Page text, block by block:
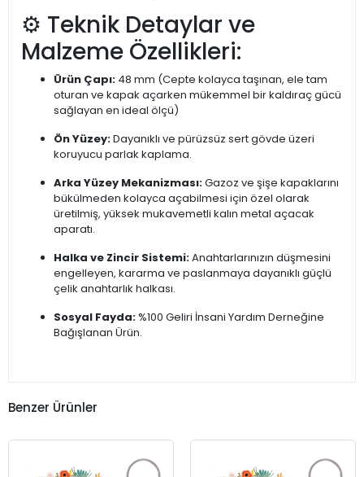
⚙️ Teknik Detaylar ve
Malzeme Özellikleri:
Ürün Çapı: 48 mm (Cepte kolayca taşınan, ele tam
oturan ve kapak açarken mükemmel bir kaldıraç gücü
sağlayan en ideal ölçü)
Ön Yüzey:Dayanıklı ve pürüzsüz sert gövde üzeri
koruyucu parlak kaplama.
Arka Yüzey Mekanizması:Gazoz ve şişe kapaklarını
bükülmeden kolayca açabilmesi için özel olarak
üretilmiş, yüksek mukavemetli kalın metal açacak
aparatı.
Halka ve Zincir Sistemi:Anahtarlarınızın düşmesini
engelleyen, kararma ve paslanmaya dayanıklı güçlü
çelik anahtarlık halkası.
Sosyal Fayda: %100 Geliri İnsani Yardım Derneğine
Bağışlanan Ürün.
Benzer Ürünler